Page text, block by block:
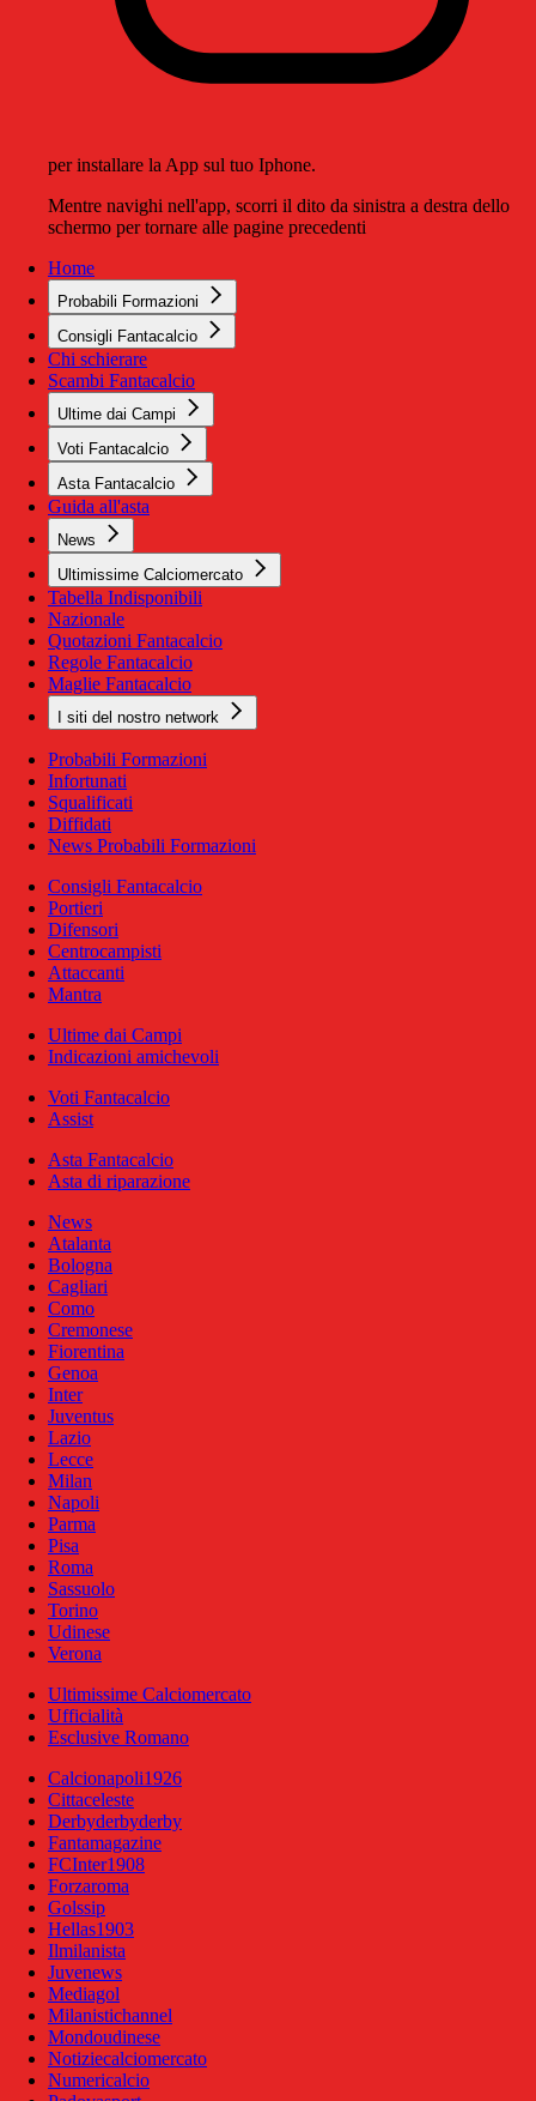
per installare la App sul tuo Iphone.
Mentre navighi nell'app, scorri il dito da sinistra a destra dello
schermo per tornare alle pagine precedenti
Home
Probabili Formazioni
Consigli Fantacalcio
Chi schierare
Scambi Fantacalcio
Ultime dai Campi
Voti Fantacalcio
Asta Fantacalcio
Guida all'asta
News
Ultimissime Calciomercato
Tabella Indisponibili
Nazionale
Quotazioni Fantacalcio
Regole Fantacalcio
Maglie Fantacalcio
I siti del nostro network
Probabili Formazioni
Infortunati
Squalificati
Diffidati
News Probabili Formazioni
Consigli Fantacalcio
Portieri
Difensori
Centrocampisti
Attaccanti
Mantra
Ultime dai Campi
Indicazioni amichevoli
Voti Fantacalcio
Assist
Asta Fantacalcio
Asta di riparazione
News
Atalanta
Bologna
Cagliari
Como
Cremonese
Fiorentina
Genoa
Inter
Juventus
Lazio
Lecce
Milan
Napoli
Parma
Pisa
Roma
Sassuolo
Torino
Udinese
Verona
Ultimissime Calciomercato
Ufficialità
Esclusive Romano
Calcionapoli1926
Cittaceleste
Derbyderbyderby
Fantamagazine
FCInter1908
Forzaroma
Golssip
Hellas1903
Ilmilanista
Juvenews
Mediagol
Milanistichannel
Mondoudinese
Notiziecalciomercato
Numericalcio